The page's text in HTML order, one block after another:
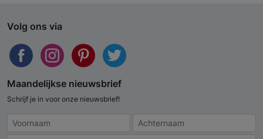
Volg ons via
Maandelijkse nieuwsbrief
Schrijf je in voor onze nieuwsbrief!